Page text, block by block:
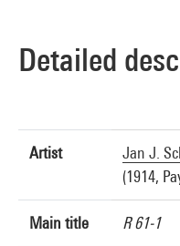
Detailed
Artist
Jan J.
(1914,
Main title R 61-1